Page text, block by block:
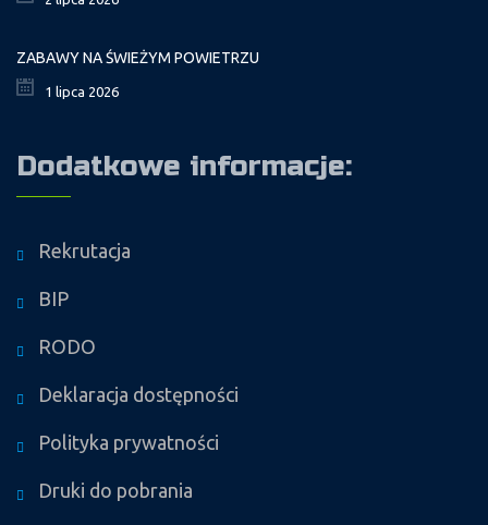
ZABAWY NA ŚWIEŻYM POWIETRZU
1 lipca 2026
Dodatkowe informacje:
Rekrutacja
BIP
RODO
Deklaracja dostępności
Polityka prywatności
Druki do pobrania